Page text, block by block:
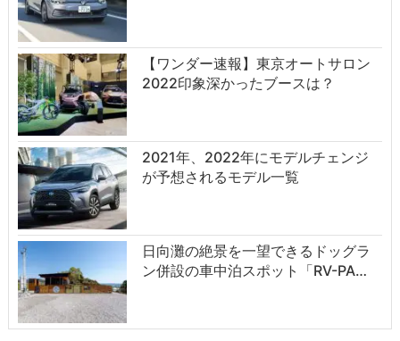
【ワンダー速報】東京オートサロン
2022印象深かったブースは？
2021年、2022年にモデルチェンジ
が予想されるモデル一覧
日向灘の絶景を一望できるドッグラ
ン併設の車中泊スポット「RV-PA…